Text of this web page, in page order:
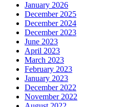
January 2026
December 2025
December 2024
December 2023
June 2023
April 2023
March 2023
February 2023
January 2023
December 2022
November 2022